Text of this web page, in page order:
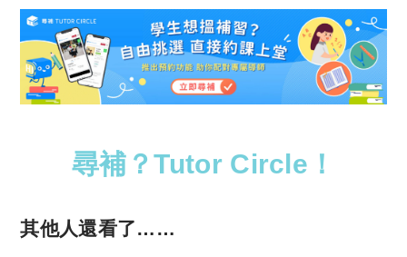
尋補？Tutor Circle！
其他人還看了……